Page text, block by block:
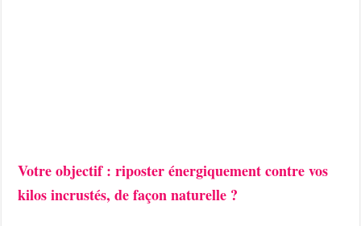
Votre objectif : riposter énergiquement contre vos
kilos incrustés, de façon naturelle ?